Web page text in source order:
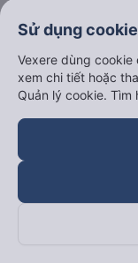
c. Lộ trình, giờ
Giờ xuất
Sử dụng cookie
Vexere dùng
xem chi tiết hoặc
Quản lý cookie. Tìm